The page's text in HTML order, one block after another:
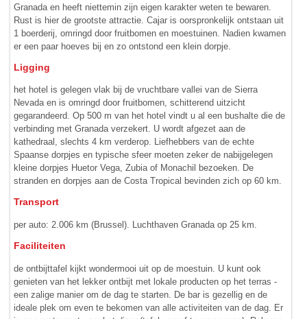
Granada en heeft niettemin zijn eigen karakter weten te bewaren.
Rust is hier de grootste attractie. Cajar is oorspronkelijk ontstaan uit
1 boerderij, omringd door fruitbomen en moestuinen. Nadien kwamen
er een paar hoeves bij en zo ontstond een klein dorpje.
Ligging
het hotel is gelegen vlak bij de vruchtbare vallei van de Sierra
Nevada en is omringd door fruitbomen, schitterend uitzicht
gegarandeerd. Op 500 m van het hotel vindt u al een bushalte die de
verbinding met Granada verzekert. U wordt afgezet aan de
kathedraal, slechts 4 km verderop. Liefhebbers van de echte
Spaanse dorpjes en typische sfeer moeten zeker de nabijgelegen
kleine dorpjes Huetor Vega, Zubia of Monachil bezoeken. De
stranden en dorpjes aan de Costa Tropical bevinden zich op 60 km.
Transport
per auto: 2.006 km (Brussel). Luchthaven Granada op 25 km.
Faciliteiten
de ontbijttafel kijkt wondermooi uit op de moestuin. U kunt ook
genieten van het lekker ontbijt met lokale producten op het terras -
een zalige manier om de dag te starten. De bar is gezellig en de
ideale plek om even te bekomen van alle activiteiten van de dag. Er